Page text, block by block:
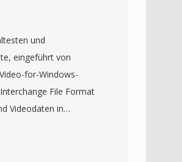
und
eingeführt von
for-Windows-
File Format
Videodaten in
ohne